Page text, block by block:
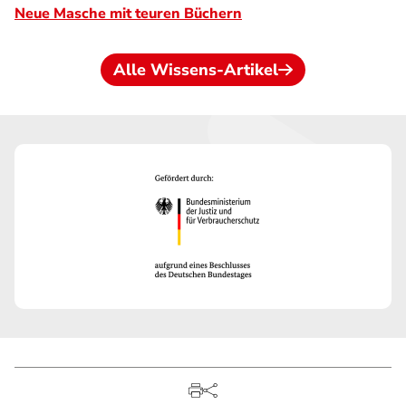
Neue Masche mit teuren Büchern
Alle Wissens-Artikel